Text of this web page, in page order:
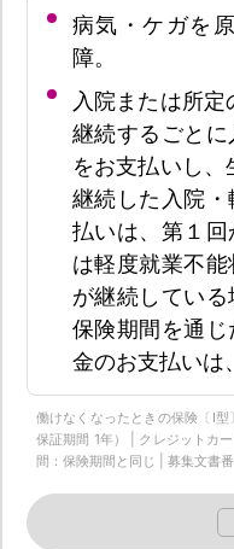
病気・ケガを
障。
入院または所
継続するごと
をお支払いし
継続した入院
払いは、第１
は軽度就業不
が継続している
保険期間を通
金のお支払いは
働けなくなったときの保険〔Ⅰ
保証期間 1年） | クレジットカ
間：保険期間と同じ | 募集文